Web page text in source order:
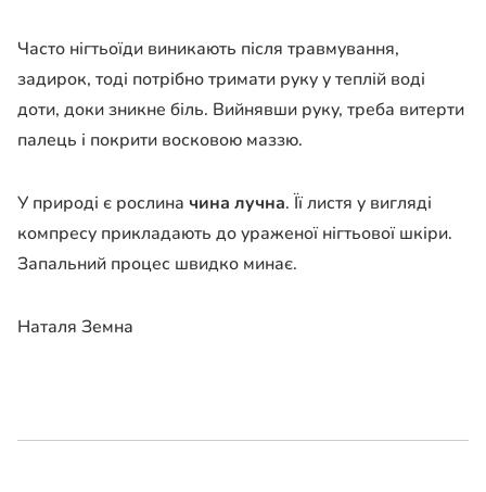
Часто нігтьоїди виникають після травмування,
задирок, тоді потрібно тримати руку у теплій воді
доти, доки зникне біль. Вийнявши руку, треба витерти
палець і покрити восковою маззю.
У природі є рослина чина лучна. Її листя у вигляді
компресу прикладають до ураженої нігтьової шкіри.
Запальний процес швидко минає.
Наталя Земна